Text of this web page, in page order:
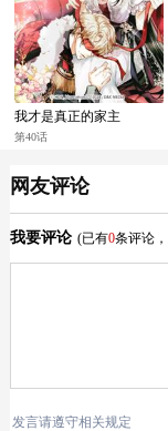
我才是真正的家主
第40话
网友评论
我要评论 (已有0条评论
发言请遵守相关规定